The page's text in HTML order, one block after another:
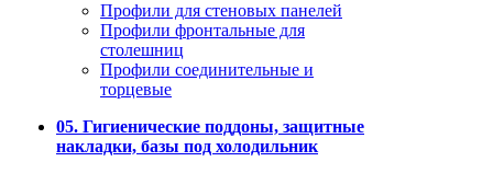
Профили для стеновых панелей
Профили фронтальные для
столешниц
Профили соединительные и
торцевые
05. Гигиенические поддоны, защитные
накладки, базы под холодильник